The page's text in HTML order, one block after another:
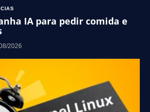
IA para pedir comida e
2026